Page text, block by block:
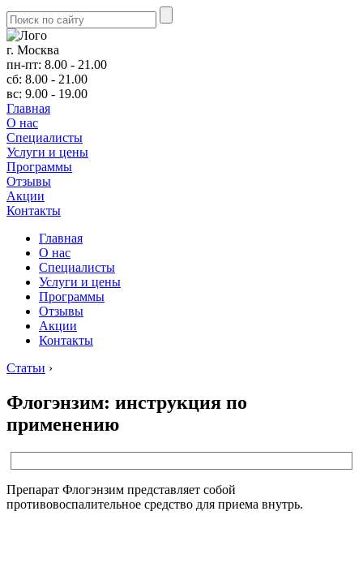
г. Москва
пн-пт: 8.00 - 21.00
сб: 8.00 - 21.00
вс: 9.00 - 19.00
Главная
О нас
Cпециалисты
Услуги и цены
Программы
Отзывы
Акции
Контакты
Главная
О нас
Cпециалисты
Услуги и цены
Программы
Отзывы
Акции
Контакты
Статьи ›
Флогэнзим: инструкция по
применению
Препарат Флогэнзим представляет собой
противовоспалительное средство для приема внутрь.